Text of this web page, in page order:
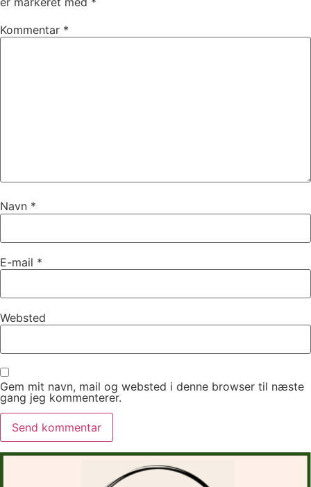
Kommentar *
Navn *
E-mail *
Websted
Gem mit navn, mail og websted i denne browser til næste
gang jeg kommenterer.